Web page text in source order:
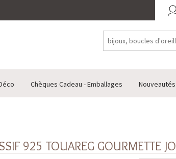
Chèques Cadeau - Emballages Nouveautés
925 TOUAREG GOURMETTE